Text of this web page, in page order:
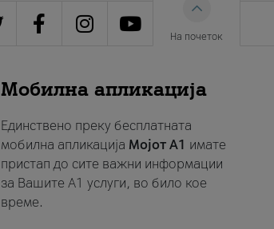
На почеток
Мобилна апликација
Единствено преку бесплатната
мобилна апликација Мојот A1 имате
пристап до сите важни информации
за Вашите A1 услуги, во било кое
време.